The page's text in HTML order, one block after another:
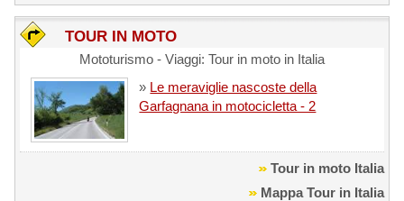
TOUR IN MOTO
Mototurismo - Viaggi: Tour in moto in Italia
» Le meraviglie nascoste della
Garfagnana in motocicletta - 2
Tour in moto Italia
Mappa Tour in Italia